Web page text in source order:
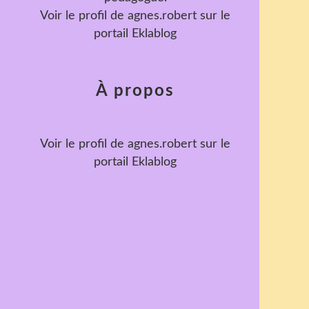
Voir le profil de agnes.robert sur le
portail Eklablog
À propos
Voir le profil de agnes.robert sur le
portail Eklablog